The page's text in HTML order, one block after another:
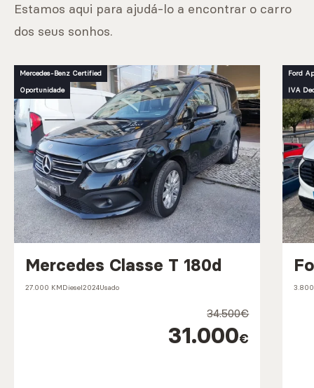
Estamos aqui para ajudá-lo a encontrar o carro
dos seus sonhos.
Mercedes-Benz Certified
Oportunidade
Mercedes Classe T 180d
27.000 KMDiesel2024Usado
34.500€
31.000€
Ford
IVA